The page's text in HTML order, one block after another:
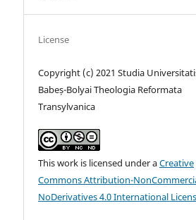
License
Copyright (c) 2021 Studia
Babeș-Bolyai Theologia Reformata
Transylvanica
This work is licensed under aCreative
Commons Attribution-
NoDerivatives 4.0 International